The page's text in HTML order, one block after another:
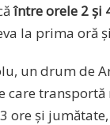
între orele 2 și
la prima oră
un drum de
care transportă
ore și